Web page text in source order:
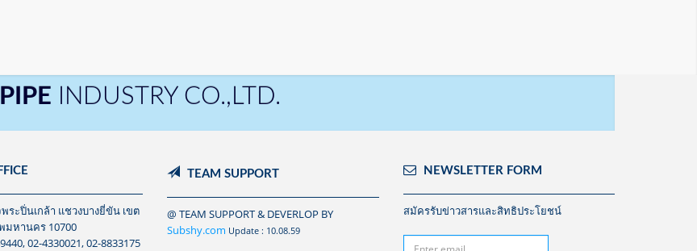
PIPE INDUSTRY CO.,LTD.
ระปิ่นเกล้า แชวงบางยี่ขัน เขต
มหานคร 10700
02-4330021, 02-8833175
TEAM SUPPORT
@ TEAM SUPPORT & DEVERLOP BY
Subshy.com Update : 10.08.59
NEWSLETTER FORM
สมัครรับข่าวสารและสิทธิประโยชน์